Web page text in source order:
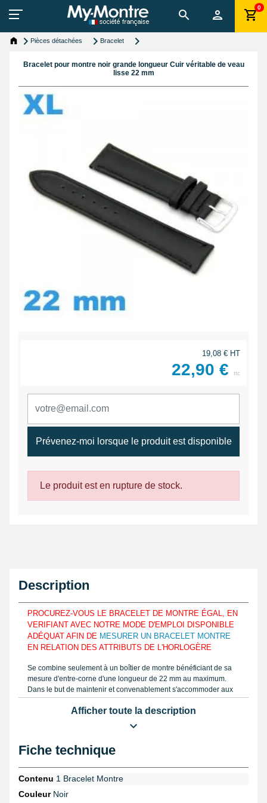
0
Pièces détachées Bracelet
Bracelet pour montre noir grande longueur Cuir véritable de veau
lisse 22 mm
19,08 € HT
22,90 € ttc
Prévenez-moi lorsque le produit est disponible
Le produit est en rupture de stock.
Description
PROCUREZ-VOUS LE BRACELET DE MONTRE ÉGAL, EN
VERIFIANT AVEC NOTRE MODE D'EMPLOI DISPONIBLE
ADÉQUAT AFIN DE MESURER UN BRACELET MONTRE
EN RELATION DES ATTRIBUTS DE L'HORLOGÈRE
Se combine seulement à un boîtier de montre bénéficiant de sa
mesure d'entre-corne d'une longueur de 22 mm au maximum.
Dans le but de maintenir et convenablement s'accommoder aux
courbes de votre poignet, le produit est conçu au moyen de cuir
véritable de veau lisse. Évaluez la mensuration de votre bracelet
différentes formats au poignet et au plus grand nombre
apparence cuir lisse. Ce produit horloger 22 mm est neuf et noir
22 mm a une épaisseur de 4,3 mm et est épais.
Afficher toute la description
Fiche technique
Contenu 1 Bracelet Montre
CouleurNoir